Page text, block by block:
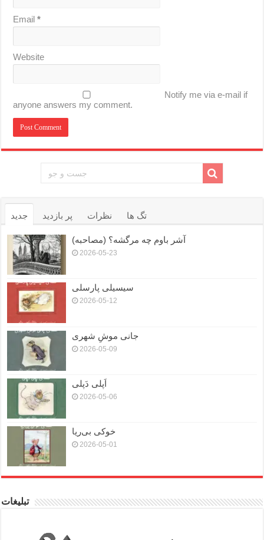
Email*
Website
Notify me via e-mail if
anyone answers my comment.
جدید پر بازدید نظرات تگ ها
آشر باوم چه مرگشه؟ (مصاحبه)
2026-05-23
سیسیلی پارسلی
2026-05-12
جانی موشِ شهری
2026-05-09
اَپلی دَپلی
2026-05-06
خوکی بی‌ریا
2026-05-01
تبلیغات